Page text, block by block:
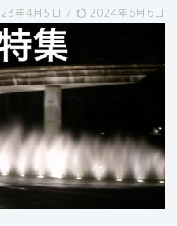
年4月5日 / 2024年6月6日